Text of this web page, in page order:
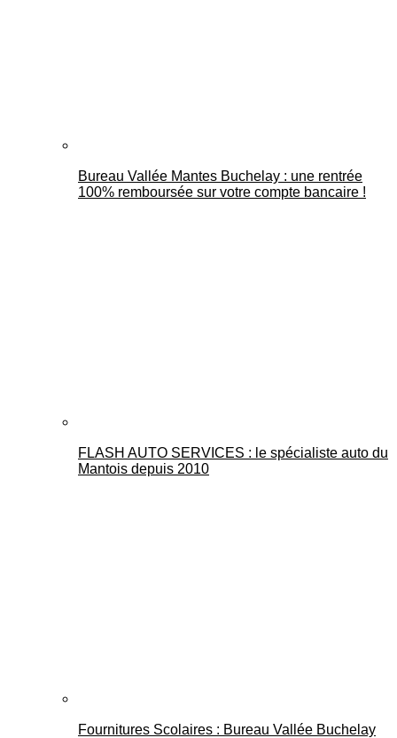
Bureau Vallée Mantes Buchelay : une rentrée
100% remboursée sur votre compte bancaire !
FLASH AUTO SERVICES : le spécialiste auto du
Mantois depuis 2010
Fournitures Scolaires : Bureau Vallée Buchelay